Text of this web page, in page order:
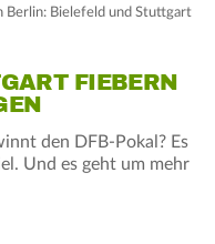
Berlin: Bielefeld und Stuttgart
FIEBERN
den DFB-Pokal? Es
Und es geht um mehr